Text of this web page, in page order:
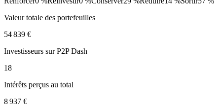
Valeur totale des portefeuilles
54 839 €
Investisseurs sur P2P Dash
18
Intérêts perçus au total
8 937 €